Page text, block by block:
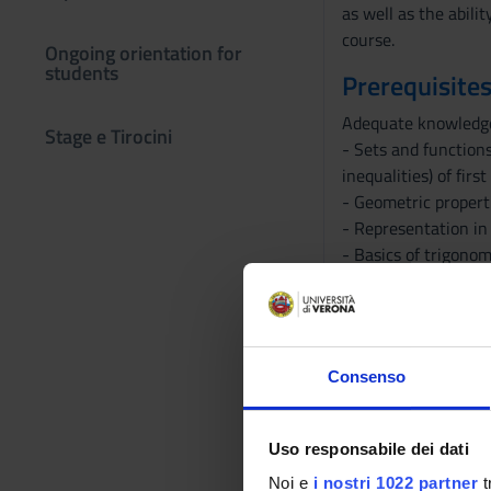
Consenso
Uso responsabile dei dati
Noi e i nostri 1022 partner
Ongoing orientation for
students
Stage e Tirocini
as well as the
course.
Adequate
- Sets and
inequalities) of first
- Geometric
- Representation
- Basics of
- Power, root,
- Solving simple
- Representing
- Logical